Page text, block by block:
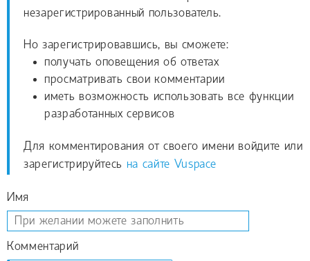
незарегистрированный пользователь.
Но зарегистрировавшись, вы сможете:
получать оповещения об ответах
просматривать свои комментарии
иметь возможность использовать все функции
разработанных сервисов
Для комментирования от своего имени войдите или
зарегистрируйтесь на сайте Vuspace
Имя
Комментарий